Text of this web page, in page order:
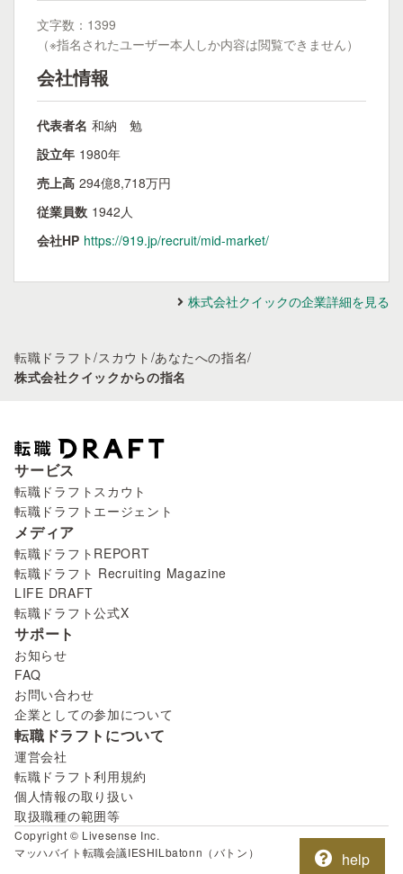
文字数：1399
（※指名されたユーザー本人しか内容は閲覧できません）
会社情報
代表者名 和納 勉
設立年 1980年
売上高 294億8,718万円
従業員数 1942人
会社HP https://919.jp/recruit/mid-market/
株式会社クイックの企業詳細を見る
転職ドラフト/スカウト /あなたへの指名/
株式会社クイックからの指名
サービス
転職ドラフトスカウト
転職ドラフトエージェント
メディア
転職ドラフトREPORT
転職ドラフト Recruiting Magazine
LIFE DRAFT
転職ドラフト公式X
サポート
お知らせ
FAQ
お問い合わせ
企業としての参加について
転職ドラフトについて
運営会社
転職ドラフト利用規約
個人情報の取り扱い
取扱職種の範囲等
Copyright © Livesense Inc.
マッハバイト 転職会議IESHIL batonn（バトン） help